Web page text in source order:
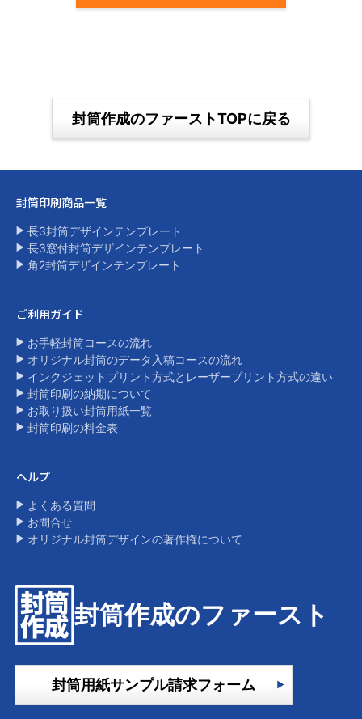
封筒作成のファーストTOPに戻る
封筒印刷商品一覧​
長3封筒デザインテンプレート
長3窓付封筒デザインテンプレート
角2封筒デザインテンプレート​
ご利用ガイド
お手軽封筒コースの流れ
オリジナル封筒のデータ入稿コースの流れ
インクジェットプリント方式とレーザープリント方式の違い​
封筒印刷の納期について
お取り扱い封筒用紙一覧
封筒印刷の料金表​
ヘルプ
よくある質問
お問合せ
オリジナル封筒デザインの著作権について​
封筒作成のファースト
封筒用紙サンプル請求フォーム